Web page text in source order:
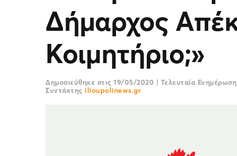
Δήμαρχος
Κοιμητήριο;»
Δημοσιεύθηκε στις 19/05/2020 | Τελευταία Ενημέρωση
Συντάκτης ilioupolinews.gr